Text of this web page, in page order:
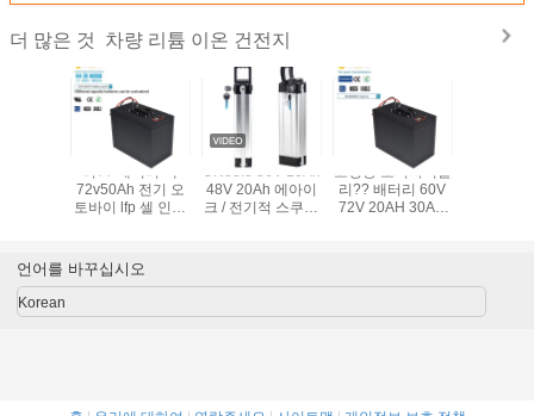
더 많은 것 차량 리튬 이온 건전지
리?? 배터리 팩
72v50Ah 전기 오
토바이 lfp 셀 인텔
이온 배터리
UN38.8 36V 10Ah
48V 20Ah 에아이
크 / 전기적 스쿠터
고성능 모터사이클
리?? 배터리 60V
72V 20AH 30AH
언어를 바꾸십시오
Korean